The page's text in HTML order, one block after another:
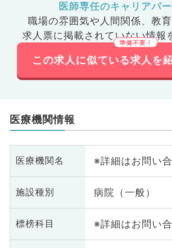
医師専任のキャリアパ
職場の雰囲気や人間関係、 教
求人票に掲載されていない情報
この求人に似ている求人を
医療機関情報
医療機関名 ※詳細はお問い
施設種別 病院（一般）
標榜科目 ※詳細はお問い